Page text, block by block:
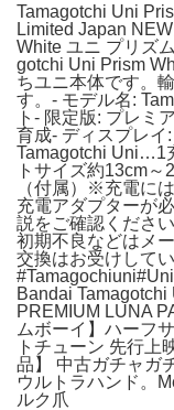
Tamagotchi Uni
Limited Japan
White ユニ プリズ
gotchi Uni Prism
ちユニ本体です。
す。- モデル名:
ト- 限定版: プレミ
育成- ディスプレ
Tamagotchi Uni…1
トサイズ約13cm
（付属）※充電に
充電アダプターが
説をご確認くださ
初期不良などはメ
交換はお受けして
Bandai Tamagotchi
PREMIUM LUNA
ムボーイ】ハーフ
トチューン 先行上
品】 中古ガチャガ
ウルトラハンド。
ルク爪